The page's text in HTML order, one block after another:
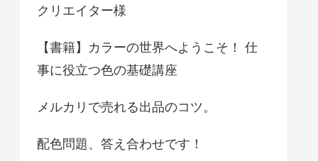
クリエイター様
【書籍】カラーの世界へようこそ！ 仕
事に役立つ色の基礎講座
メルカリで売れる出品のコツ。
配色問題、答え合わせです！